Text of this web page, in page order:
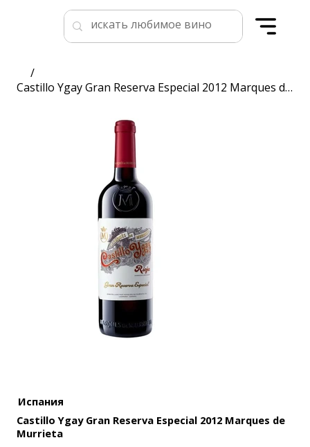
/
Castillo Ygay Gran Reserva Especial 2012 Marques de Murrieta
Castillo Ygay Gran Reserva Especial 2012 Marques de
Murrieta
Испания